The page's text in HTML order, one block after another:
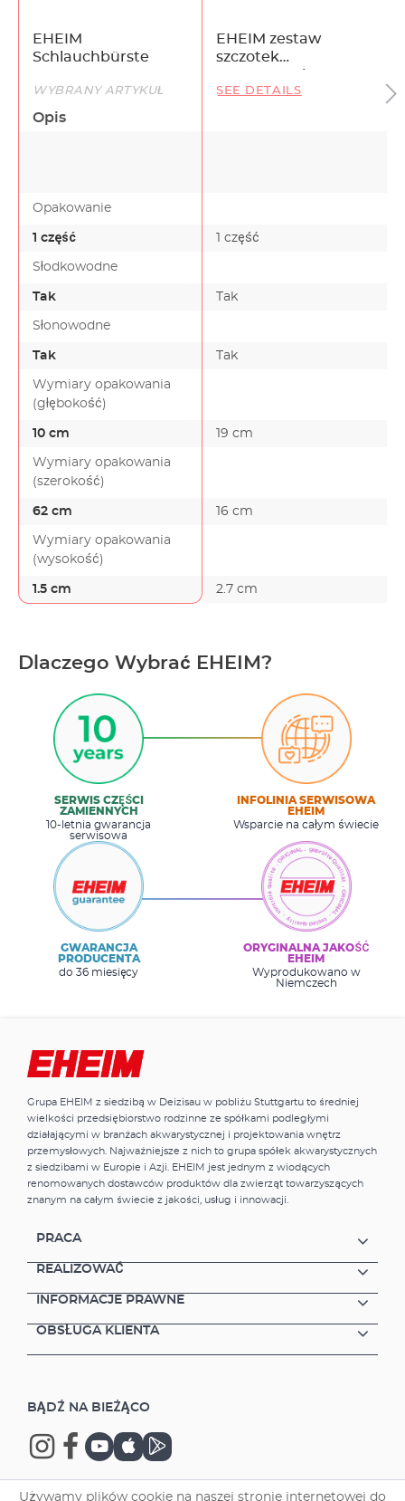
EHEIM
Schlauchbürste
EHEIM zestaw
szczotek
czyszczących
WYBRANY ARTYKUŁ SEE DETAILS
Opis
Opakowanie
1 część 1 część
Słodkowodne
Tak Tak
Słonowodne
Tak Tak
Wymiary opakowania
(głębokość)
10 cm 19 cm
Wymiary opakowania
(szerokość)
62 cm 16 cm
Wymiary opakowania
(wysokość)
1.5 cm 2.7 cm
Dlaczego Wybrać EHEIM?
SERWIS CZĘŚCI
ZAMIENNYCH
10-letnia gwarancja
serwisowa
INFOLINIA SERWISOWA
EHEIM
Wsparcie na całym świecie
GWARANCJA
PRODUCENTA
do 36 miesięcy
ORYGINALNA JAKOŚĆ
EHEIM
Wyprodukowano w
Niemczech
Grupa EHEIM z siedzibą w Deizisau w pobliżu Stuttgartu to średniej
wielkości przedsiębiorstwo rodzinne ze spółkami podległymi
działającymi w branżach akwarystycznej i projektowania wnętrz
przemysłowych. Najważniejsze z nich to grupa spółek akwarystycznych
z siedzibami w Europie i Azji. EHEIM jest jednym z wiodących
renomowanych dostawców produktów dla zwierząt towarzyszących
znanym na całym świecie z jakości, usług i innowacji.
PRACA
REALIZOWAĆ
INFORMACJE PRAWNE
OBSŁUGA KLIENTA
BĄDŹ NA BIEŻĄCO
Używamy plików cookie na naszej stronie internetowej do